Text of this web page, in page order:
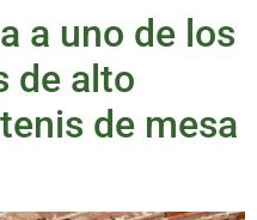
a uno de los
de alto
de mesa